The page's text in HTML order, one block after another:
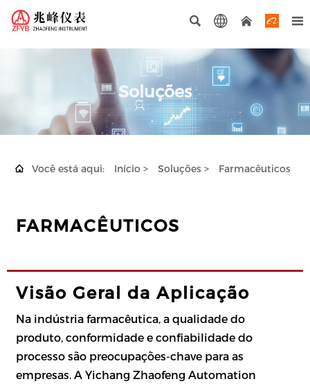
   
Soluções
 Você está aqui: Início > Soluções > Farmacêuticos
FARMACÊUTICOS
Visão Geral da Aplicação
Na indústria farmacêutica, a qualidade do
produto, conformidade e confiabilidade do
processo são preocupações-chave para as
empresas. A Yichang Zhaofeng Automation